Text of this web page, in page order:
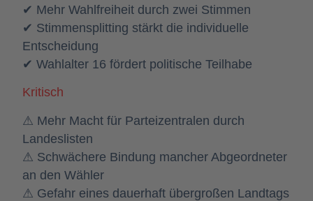
✔ Mehr Wahlfreiheit durch zwei Stimmen
✔ Stimmensplitting stärkt die individuelle
Entscheidung
✔ Wahlalter 16 fördert politische Teilhabe
Kritisch
⚠ Mehr Macht für Parteizentralen durch
Landeslisten
⚠ Schwächere Bindung mancher Abgeordneter
an den Wähler
⚠ Gefahr eines dauerhaft übergroßen Landtags